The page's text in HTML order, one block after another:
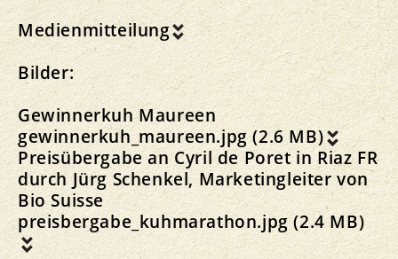
Medienmitteilung
Bilder:
Gewinnerkuh Maureen
gewinnerkuh_maureen.jpg (2.6 MB)
Preisübergabe an Cyril de Poret in Riaz FR
durch Jürg Schenkel, Marketingleiter von
Bio Suisse
preisbergabe_kuhmarathon.jpg (2.4 MB)